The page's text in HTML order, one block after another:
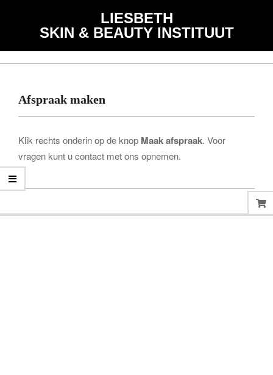
LIESBETH
SKIN & BEAUTY INSTITUUT
Primary
MenuAfspraak maken
Klik rechts onderin op de knop Maak afspraak. Voor
vragen kunt u contact met ons opnemen.
04-